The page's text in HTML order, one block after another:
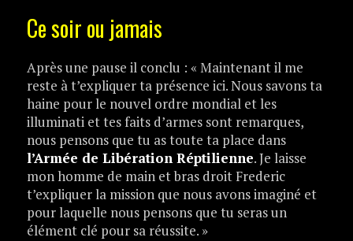
Ce soir ou jamais
Après une pause il conclu : « Maintenant il me
reste à t’expliquer ta présence ici. Nous savons ta
haine pour le nouvel ordre mondial et les
illuminati et tes faits d’armes sont remarques,
nous pensons que tu as toute ta place dans
l’Armée de Libération Réptilienne. Je laisse
mon homme de main et bras droit Frederic
t’expliquer la mission que nous avons imaginé et
pour laquelle nous pensons que tu seras un
élément clé pour sa réussite. »